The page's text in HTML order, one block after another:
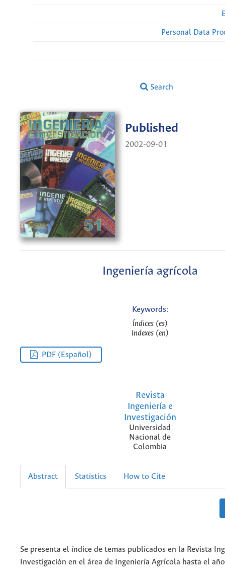
Personal Data
Search
Published
2002-09-01
Ingeniería agrícola
Keywords:
Índices (es)
Indexes (en)
PDF (Español)
Revista
Ingeniería e
Investigación
Universidad
Nacional de
Colombia
Abstract Statistics How to Cite
Se presenta el índice de temas publicados en la Revista
Investigación en el área de Ingeniería Agrícola hasta el